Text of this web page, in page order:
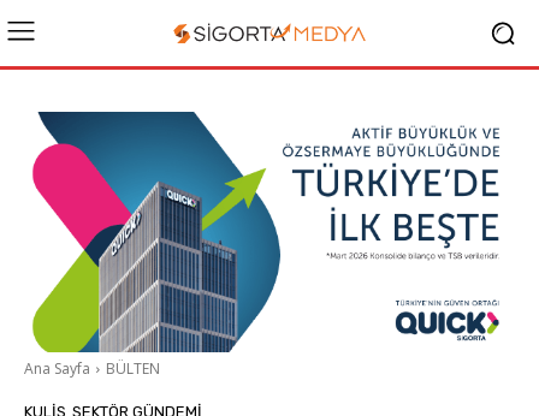
Ana Sayfa BÜLTEN
KULIS SEKTÖR GÜNDEMİ